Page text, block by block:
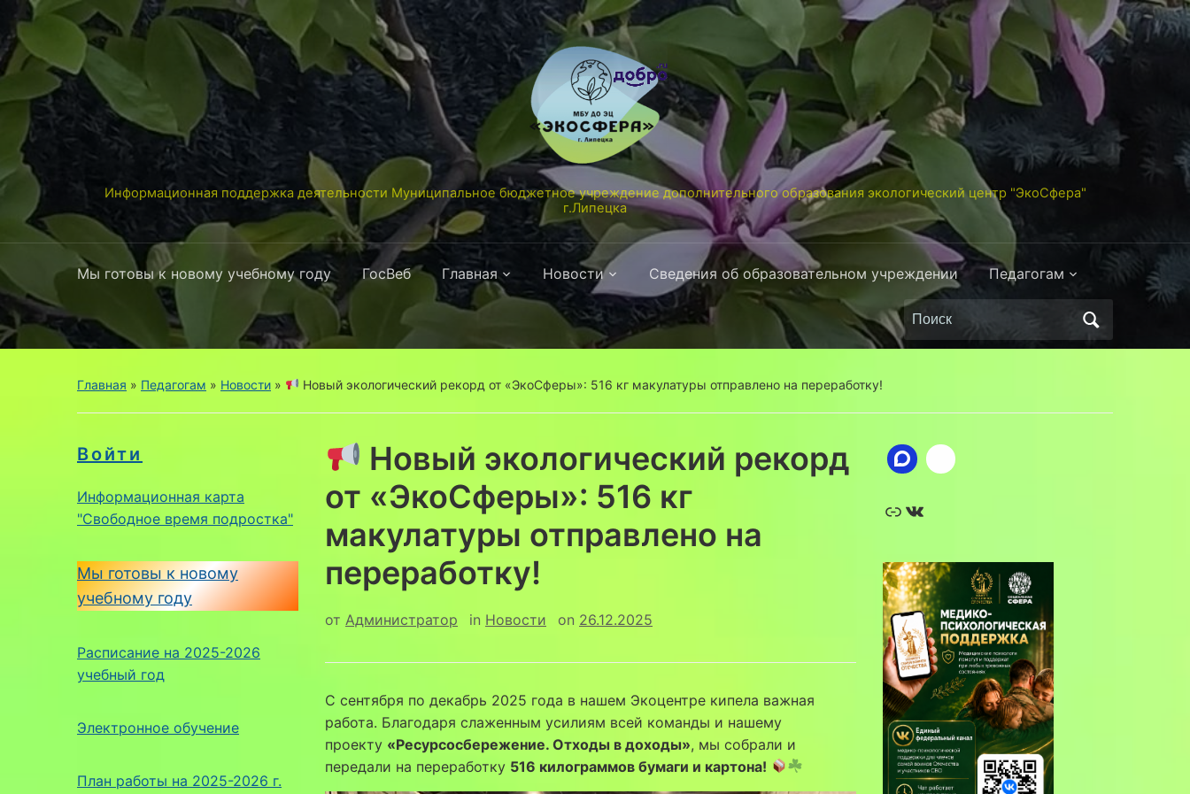
Информационная поддержка деятельности Муниципальное бюджетное учреждение дополнительного образования экологический центр "ЭкоСфера"
г.Липецка
Мы готовы к новому учебному году ГосВеб Главная Новости Сведения об образовательном учреждении Педагогам
Поиск
по:
Главная » Педагогам » Новости » Новый экологический рекорд от «ЭкоСферы»: 516 кг макулатуры отправлено на переработку!
Войти
Информационная карта
"Свободное время подростка"
Мы готовы к новому
учебному году
Расписание на 2025-2026
учебный год
Электронное обучение
План работы на 2025-2026 г.
Новый экологический рекорд
от «ЭкоСферы»: 516 кг
макулатуры отправлено на
переработку!
от Администратор in Новости on 26.12.2025
С сентября по декабрь 2025 года в нашем Экоцентре кипела важная
работа. Благодаря слаженным усилиям всей команды и нашему
проекту «Ресурсосбережение. Отходы в доходы», мы собрали и
передали на переработку 516 килограммов бумаги и картона!
Ссылка